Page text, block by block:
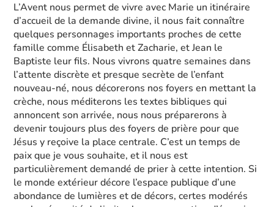
L’Avent nous permet de vivre avec Marie un itinéraire
d’accueil de la demande divine, il nous fait connaître
quelques personnages importants proches de cette
famille comme Élisabeth et Zacharie, et Jean le
Baptiste leur fils. Nous vivrons quatre semaines dans
l’attente discrète et presque secrète de l’enfant
nouveau-né, nous décorerons nos foyers en mettant la
crèche, nous méditerons les textes bibliques qui
annoncent son arrivée, nous nous préparerons à
devenir toujours plus des foyers de prière pour que
Jésus y reçoive la place centrale. C’est un temps de
paix que je vous souhaite, et il nous est
particulièrement demandé de prier à cette intention. Si
le monde extérieur décore l’espace publique d’une
abondance de lumières et de décors, certes modérés